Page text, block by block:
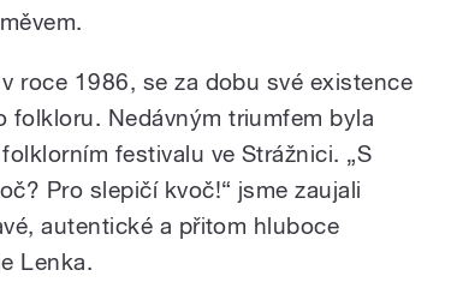
roce 1986, se za dobu své existence
folkloru. Nedávným triumfem byla
festivalu ve Strážnici. „S
Pro slepičí kvoč!“ jsme zaujali
autentické a přitom hluboce
Lenka.